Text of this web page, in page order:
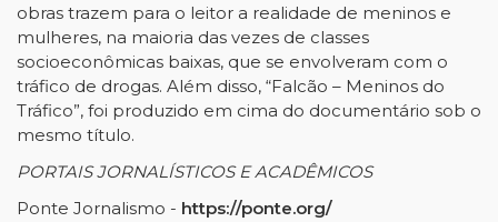
obras trazem para o leitor a realidade de meninos e
mulheres, na maioria das vezes de classes
socioeconômicas baixas, que se envolveram com o
tráfico de drogas. Além disso, “Falcão – Meninos do
Tráfico”, foi produzido em cima do documentário sob o
mesmo título.
PORTAIS JORNALÍSTICOS E ACADÊMICOS
Ponte Jornalismo - https://ponte.org/